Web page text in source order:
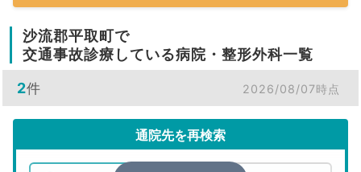
沙流郡平取町で
交通事故診療している病院・整形外科一覧
2件 2026/08/07時点
通院先を再検索